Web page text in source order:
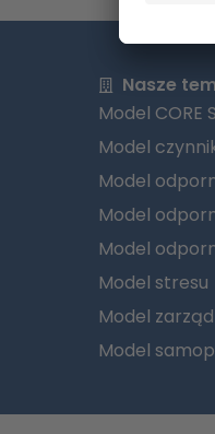
Nasze
Model CORE
Model
Model
Model
Model
Model stresu
Model
Model